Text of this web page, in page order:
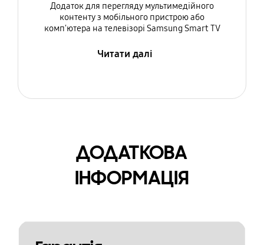
Додаток для перегляду мультимедійного
контенту з мобільного пристрою або
комп'ютера на телевізорі Samsung Smart TV
Читати далі
ДОДАТКОВА
ІНФОРМАЦІЯ